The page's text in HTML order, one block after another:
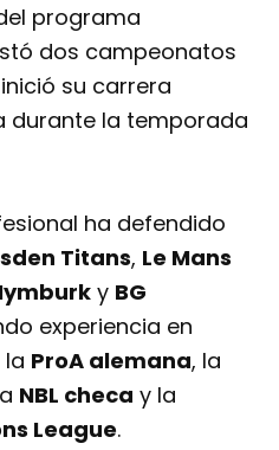
programa
dos campeonatos
inició su carrera
durante la temporada
ha defendido
Titans, Le Mans
y BG
experiencia en
ProA alemana, la
NBL checa y la
League.